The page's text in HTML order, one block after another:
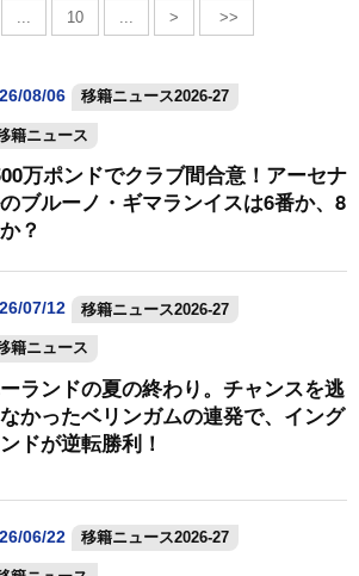
... 10 ... > >>
08/06 移籍ニュース2026-27
籍ニュース
万ポンドでクラブ間合意！アーセナ
ブルーノ・ギマランイスは6番か、8
？
07/12 移籍ニュース2026-27
籍ニュース
ランドの夏の終わり。チャンスを逃
かったベリンガムの連発で、イング
ドが逆転勝利！
06/22 移籍ニュース2026-27